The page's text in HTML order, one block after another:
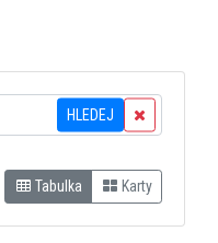
HLEDEJ
Tabulka Karty